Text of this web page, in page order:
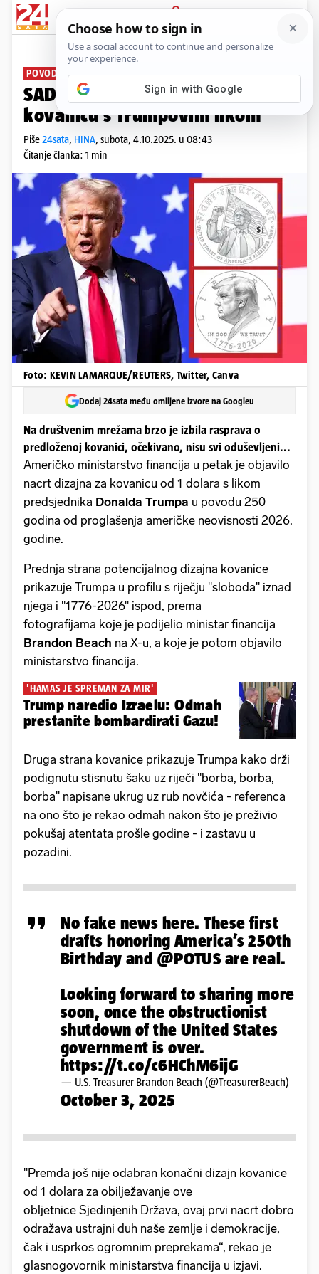
PRIJAVA
News Komentari
POVODOM 250. OBLJETNICE SAD-A
SAD objavio nacrt dizajna za
kovanicu s Trumpovim likom
Piše24sata, HINA, subota, 4.10.2025. u 08:43
Čitanje članka: 1 min
Foto: KEVIN LAMARQUE/REUTERS, Twitter, Canva
Dodaj 24sata među omiljene izvore na Googleu
Na društvenim mrežama brzo je izbila rasprava o
predloženoj kovanici, očekivano, nisu svi oduševljeni...
Američko ministarstvo financija u petak je objavilo
nacrt dizajna za kovanicu od 1 dolara s likom
predsjednika Donalda Trumpa u povodu 250
godina od proglašenja američke neovisnosti 2026.
godine.
Prednja strana potencijalnog dizajna kovanice
prikazuje Trumpa u profilu s riječju "sloboda" iznad
njega i "1776-2026" ispod, prema
fotografijama koje je podijelio ministar financija
Brandon Beach na X-u, a koje je potom objavilo
ministarstvo financija.
'HAMAS JE SPREMAN ZA MIR'
Trump naredio Izraelu: Odmah
prestanite bombardirati Gazu!
Druga strana kovanice prikazuje Trumpa kako drži
podignutu stisnutu šaku uz riječi "borba, borba,
borba" napisane ukrug uz rub novčića - referenca
na ono što je rekao odmah nakon što je preživio
pokušaj atentata prošle godine - i zastavu u
pozadini.
No fake news here. These first
drafts honoring America’s 250th
Birthday and @POTUSare real.
Looking forward to sharing more
soon, once the obstructionist
shutdown of the United States
government is over.
https://t.co/c6HChM6ijG
— U.S. Treasurer Brandon Beach (@TreasurerBeach)
October 3, 2025
"Premda još nije odabran konačni dizajn kovanice
od 1 dolara za obilježavanje ove
obljetnice Sjedinjenih Država, ovaj prvi nacrt dobro
odražava ustrajni duh naše zemlje i demokracije,
čak i usprkos ogromnim preprekama“, rekao je
glasnogovornik ministarstva financija u izjavi.